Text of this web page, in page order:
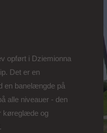
opført i Dziemionna
Det er en
en banelængde på
alle niveauer - den
køreglæde og